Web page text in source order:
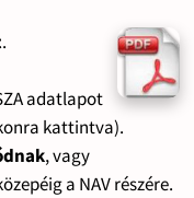
.
adatlapot
kattintva).
, vagy
a NAV részére.